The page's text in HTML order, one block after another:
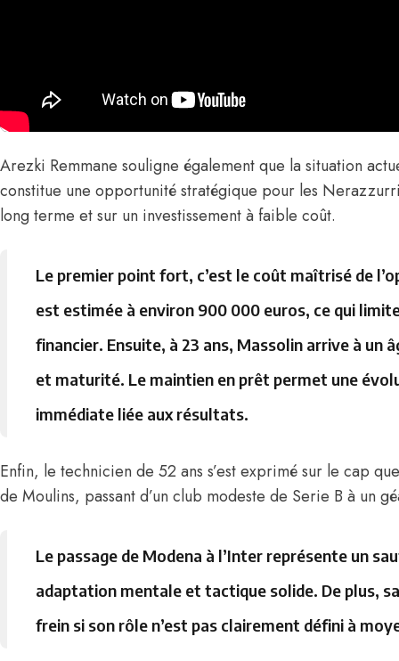
Arezki Remmane souligne également que la situation
constitue une opportunité stratégique pour les
long terme et sur un investissement à faible coût.
Le premier point fort, c’est le coût maîtrisé de
est estimée à environ 900 000 euros, ce qui
financier. Ensuite, à 23 ans, Massolin arrive à un
et maturité. Le maintien en prêt permet une
immédiate liée aux résultats.
Enfin, le technicien de 52 ans s’est exprimé sur le cap
de Moulins, passant d’un club modeste de Serie B à un
Le passage de Modena à l’Inter représente un
adaptation mentale et tactique solide. De plus,
frein si son rôle n’est pas clairement défini à